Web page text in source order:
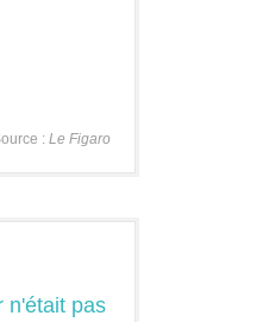
: Le Figaro
n'était pas